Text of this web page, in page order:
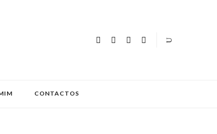
CONTACTOS